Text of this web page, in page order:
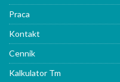
Praca
Kontakt
Cennik
Kalkulator Tm